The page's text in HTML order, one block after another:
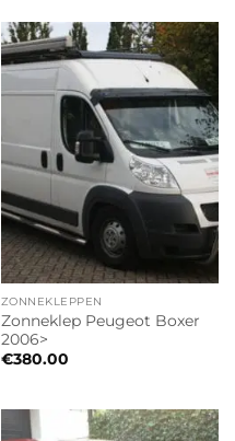
ZONNEKLEPPEN
Zonneklep Peugeot Boxer
2006>
€380.00